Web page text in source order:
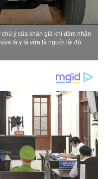
ý của khán giả khi đảm nhận
là y tá vừa là người lái đò